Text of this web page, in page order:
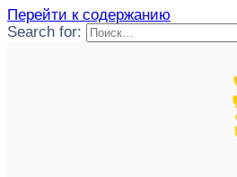
Перейти к содержанию
Search for: